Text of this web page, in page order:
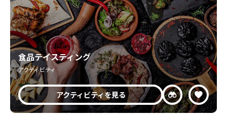
食品テイスティング
アクティビティ
アクティビティを見る